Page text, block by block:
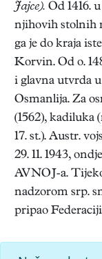
Jajce). Od 1416.
njihovih stolnih
ga je do kraja
Korvin. Od o.
i glavna utvrda
Osmanlija. Za
(1562), kadiluka
17. st.). Austr.
29. 11. 1943,
AVNOJ-a.
nadzorom srp.
pripao